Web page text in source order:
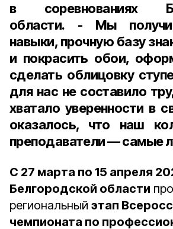
в соревнованиях
области. - Мы
навыки, прочную базу
и покрасить обои,
сделать облицовку
для нас не составило
хватало уверенности в
оказалось, что наш
преподаватели — самые
С 27 марта по 15 апреля
Белгородской области
региональный этап
чемпионата по